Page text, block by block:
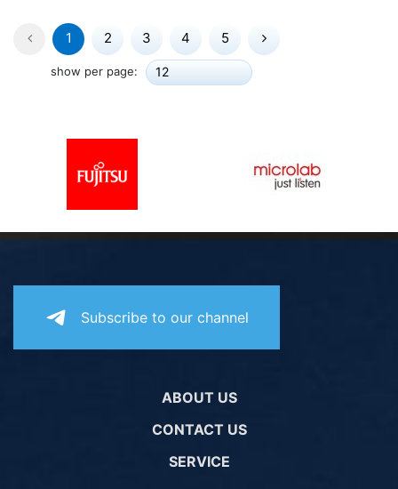
1 2 3 4 5
show per page: 12
Subscribe to our channel
ABOUT US
CONTACT US
SERVICE